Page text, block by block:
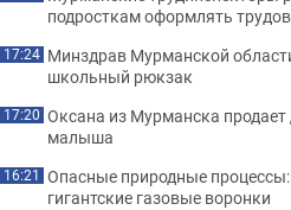
подросткам оформлять
17:24 Минздрав Мурманской
школьный рюкзак
17:20 Оксана из Мурманска
малыша
16:21 Опасные природные
гигантские газовые воронки